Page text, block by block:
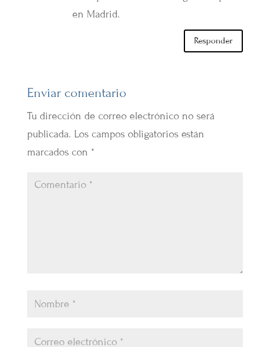
en Madrid.
Responder
Enviar comentario
Tu dirección de correo electrónico no será
publicada. Los campos obligatorios están
marcados con *